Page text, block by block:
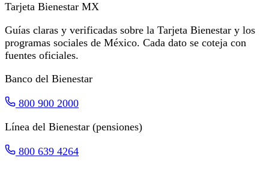
Tarjeta Bienestar MX
Guías claras y verificadas sobre la Tarjeta Bienestar y los
programas sociales de México. Cada dato se coteja con
fuentes oficiales.
Banco del Bienestar
800 900 2000
Línea del Bienestar (pensiones)
800 639 4264